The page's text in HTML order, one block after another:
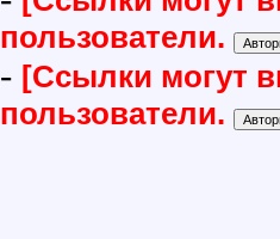
пользователи.
- [Ссылки могут
пользователи.